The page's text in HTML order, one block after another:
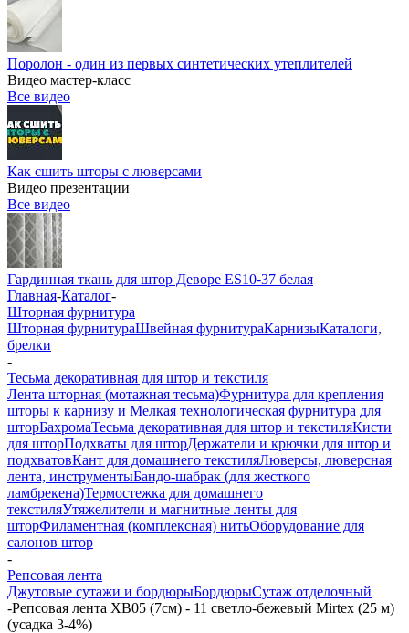
Поролон - один из первых синтетических утеплителей
Видео мастер-класс
Все видео
Как сшить шторы с люверсами
Видео презентации
Все видео
Гардинная ткань для штор Деворе ES10-37 белая
Главная-Каталог-
Шторная фурнитура
Шторная фурнитураШвейная фурнитураКарнизыКаталоги,
брелки
-
Тесьма декоративная для штор и текстиля
Лента шторная (мотажная тесьма)Фурнитура для крепления
шторы к карнизу и Мелкая технологическая фурнитура для
шторБахромаТесьма декоративная для штор и текстиляКисти
для шторПодхваты для шторДержатели и крючки для штор и
подхватовКант для домашнего текстиляЛюверсы, люверсная
лента, инструментыБандо-шабрак (для жесткого
ламбрекена)Термостежка для домашнего
текстиляУтяжелители и магнитные ленты для
шторФиламентная (комплексная) нитьОборудование для
салонов штор
-
Репсовая лента
Джутовые сутажи и бордюрыБордюрыСутаж отделочный
-Репсовая лента XB05 (7см) - 11 светло-бежевый Mirtex (25 м)
(усадка 3-4%)